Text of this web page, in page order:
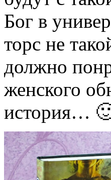
Бог в
торс не
должно
женского
история…